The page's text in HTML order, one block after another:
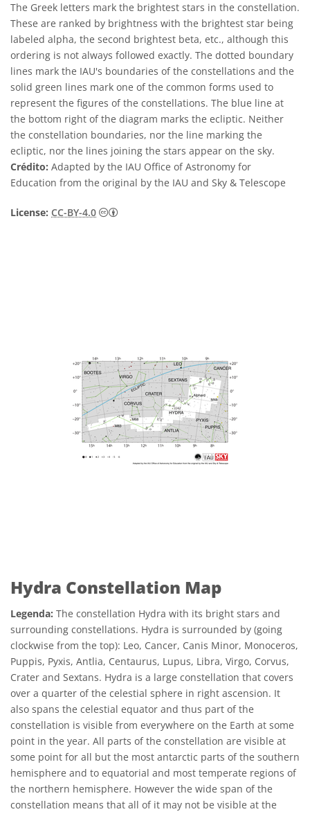
The Greek letters mark the brightest stars in the constellation.
These are ranked by brightness with the brightest star being
labeled alpha, the second brightest beta, etc., although this
ordering is not always followed exactly. The dotted boundary
lines mark the IAU's boundaries of the constellations and the
solid green lines mark one of the common forms used to
represent the figures of the constellations. The blue line at
the bottom right of the diagram marks the ecliptic. Neither
the constellation boundaries, nor the line marking the
ecliptic, nor the lines joining the stars appear on the sky.
Crédito: Adapted by the IAU Office of Astronomy for
Education from the original by the IAU and Sky & Telescope
License: CC-BY-4.0 Creative Commons Attribution 4.0
Hydra Constellation Map
Legenda: The constellation Hydra with its bright stars and
surrounding constellations. Hydra is surrounded by (going
clockwise from the top): Leo, Cancer, Canis Minor, Monoceros,
Puppis, Pyxis, Antlia, Centaurus, Lupus, Libra, Virgo, Corvus,
Crater and Sextans. Hydra is a large constellation that covers
over a quarter of the celestial sphere in right ascension. It
also spans the celestial equator and thus part of the
constellation is visible from everywhere on the Earth at some
point in the year. All parts of the constellation are visible at
some point for all but the most antarctic parts of the southern
hemisphere and to equatorial and most temperate regions of
the northern hemisphere. However the wide span of the
constellation means that all of it may not be visible at the